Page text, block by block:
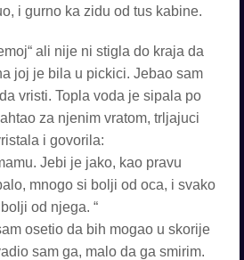
i gurno ka zidu od tus kabine.
ali nije ni stigla do kraja da
joj je bila u pickici. Jebao sam
vristi. Topla voda je sipala po
za njenim vratom, trljajuci
i govorila:
Jebi je jako, kao pravu
mnogo si bolji od oca, i svako
od njega. “
osetio da bih mogao u skorije
sam ga, malo da ga smirim.